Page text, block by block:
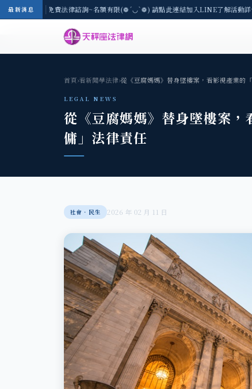
最新消息
3(一) 現場免費法律諮詢~名額有限(❁´◡`❁) 請點此連結加入LINE了解活動詳
首頁›看新聞學法律›從《豆腐媽媽》替身墜樓案，看影視產業的
LEGAL NEWS
從《豆腐媽媽》替身墜樓案
傭」法律責任
社會‧民生 2026 年 02 月 11 日